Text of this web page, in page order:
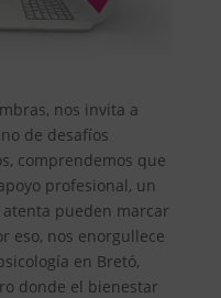
nos invita a
de desafíos
comprendemos que
profesional, un
pueden marcar
eso, nos enorgullece
en Bretó,
donde el bienestar